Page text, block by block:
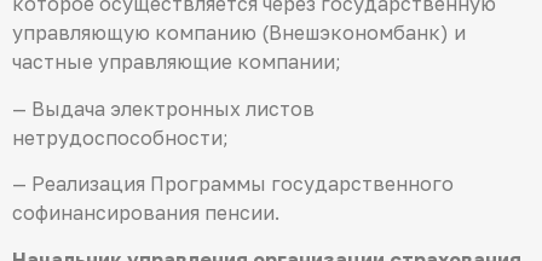
управляющую компанию (Внешэкономбанк) и
частные управляющие компании;
— Выдача электронных листов
нетрудоспособности;
— Реализация Программы государственного
софинансирования пенсии.